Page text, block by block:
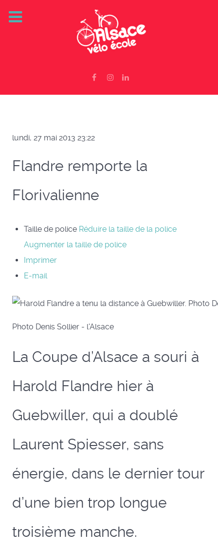
lundi, 27 mai 2013 23:22
Flandre remporte la
Florivalienne
Taille de police Réduire la taille de la police
Augmenter la taille de police
Imprimer
E-mail
Photo Denis Sollier - l'Alsace
La Coupe d’Alsace a souri à
Harold Flandre hier à
Guebwiller, qui a doublé
Laurent Spiesser, sans
énergie, dans le dernier tour
d’une bien trop longue
troisième manche.